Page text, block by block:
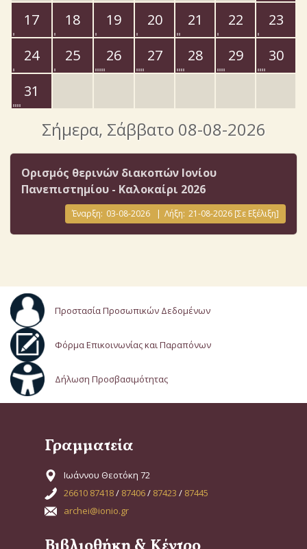
17
18 19 20 21 22
23
24
25 26 27 28 29
30
31
Σήμερα, Σάββατο 08-08-2026
Ορισμός θερινών διακοπών Ιονίου
Πανεπιστημίου - Καλοκαίρι 2026
Έναρξη: 03-08-2026 | Λήξη: 21-08-2026 [Σε Εξέλιξη]
Προστασία Προσωπικών Δεδομένων
Φόρμα Επικοινωνίας και Παραπόνων
Δήλωση Προσβασιμότητας
Γραμματεία
Ιωάννου Θεοτόκη 72
26610 87418/ 87406/ 87423 / 87445
archei@ionio.gr